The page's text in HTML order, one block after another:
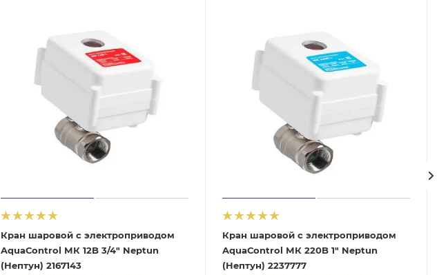
Кран шаровой с электроприводом
AquaСontrol МК 12B 3/4" Neptun
(Нептун) 2167143
Кран шаровой с электроприводом
AquaСontrol МК 220B 1" Neptun
(Нептун) 2237777